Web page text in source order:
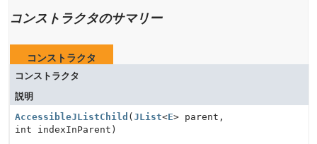
コンストラクタのサマリー
コンストラクタ
コンストラクタ
説明
AccessibleJListChild ( JList<E> parent,
int indexInParent)